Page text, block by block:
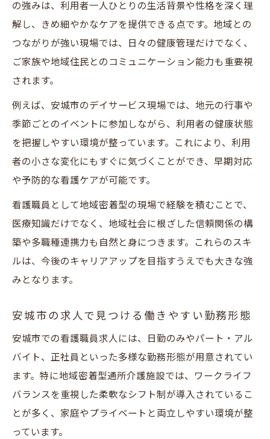
の強みは、利用者一人ひとりの生活背景や性格を深く理
解し、きめ細やかなケアを提供できる点です。地域との
つながりが強い現場では、日々の健康管理だけでなく、
ご家族や地域住民とのコミュニケーション能力も重要視
されます。
例えば、安城市のデイサービス現場では、地元の行事や
季節ごとのイベントに参加しながら、利用者の健康状態
を把握しやすい環境が整っています。これにより、利用
者の小さな変化にもすぐに気づくことができ、早期対応
や予防的な看護ケアが可能です。
看護職員として地域密着型の現場で経験を積むことで、
医療知識だけでなく、地域社会に根ざした信頼関係の構
築や多職種連携力も自然と身につきます。これらのスキ
ルは、今後のキャリアアップを目指すうえでも大きな強
みとなります。
安城市の求人で見つける働きやすい勤務形態
安城市での看護職員求人には、日勤のみやパート・アル
バイト、正社員といった多様な勤務形態が用意されてい
ます。特に地域密着型通所介護施設では、ワークライフ
バランスを重視した柔軟なシフト制が導入されているこ
とが多く、家庭やプライベートと両立しやすい環境が整
っています。